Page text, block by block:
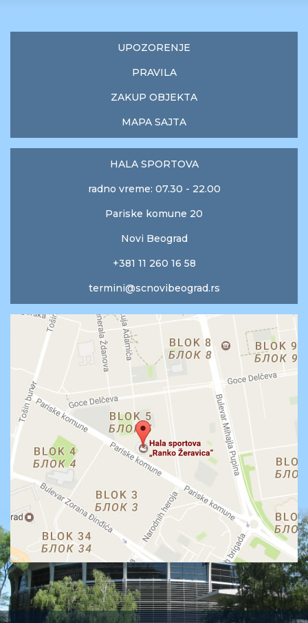
UPOZORENJE
PRAVILA
ZAKUP OBJEKTA
MAPA SAJTA
HALA SPORTOVA
radno vreme: 07.30 - 22.00
Pariske komune 20
Novi Beograd
+381 11 260 16 58
termini@scnovibeograd.rs